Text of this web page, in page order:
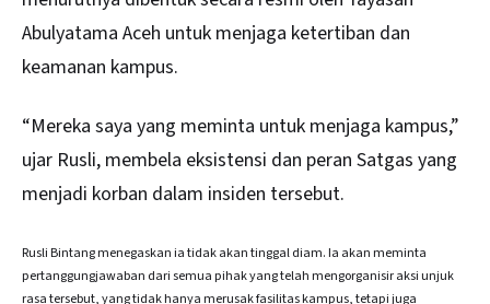
Abulyatama Aceh untuk menjaga ketertiban dan
keamanan kampus.
“Mereka saya yang meminta untuk menjaga kampus,”
ujar Rusli, membela eksistensi dan peran Satgas yang
menjadi korban dalam insiden tersebut.
Rusli Bintang menegaskan ia tidak akan tinggal diam. Ia akan meminta
pertanggungjawaban dari semua pihak yang telah mengorganisir aksi unjuk
rasa tersebut, yang tidak hanya merusak fasilitas kampus, tetapi juga